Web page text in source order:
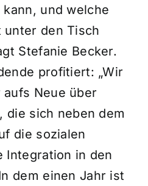
und welche
unter den Tisch
Stefanie Becker.
profitiert: „Wir
Neue über
die sich neben dem
die sozialen
Integration in den
dem einen Jahr ist